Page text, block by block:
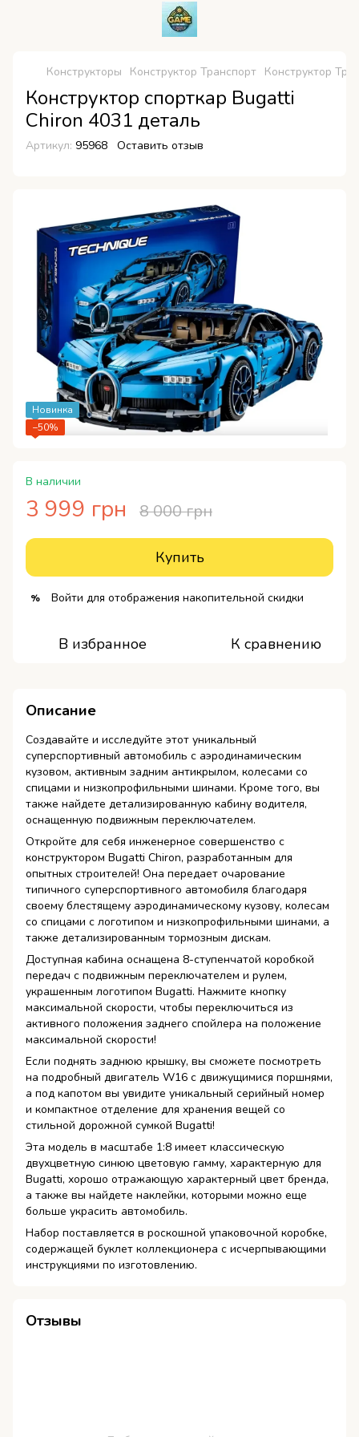
Конструкторы Конструктор Транспорт Конструктор
Конструктор спорткар Bugatti
Chiron 4031 деталь
Артикул: 95968 Оставить отзыв
Новинка
−50%
В наличии
3 999 грн 8 000 грн
Купить
% Войти для отображения накопительной скидки
В избранное К сравнению
Описание
Создавайте и исследуйте этот уникальный
суперспортивный автомобиль с аэродинамическим
кузовом, активным задним антикрылом, колесами со
спицами и низкопрофильными шинами. Кроме того, вы
также найдете детализированную кабину водителя,
оснащенную подвижным переключателем.
Откройте для себя инженерное совершенство с
конструктором Bugatti Chiron, разработанным для
опытных строителей! Она передает очарование
типичного суперспортивного автомобиля благодаря
своему блестящему аэродинамическому кузову, колесам
со спицами с логотипом и низкопрофильными шинами, а
также детализированным тормозным дискам.
Доступная кабина оснащена 8-ступенчатой коробкой
передач с подвижным переключателем и рулем,
украшенным логотипом Bugatti. Нажмите кнопку
максимальной скорости, чтобы переключиться из
активного положения заднего спойлера на положение
максимальной скорости!
Если поднять заднюю крышку, вы сможете посмотреть
на подробный двигатель W16 с движущимися поршнями,
а под капотом вы увидите уникальный серийный номер
и компактное отделение для хранения вещей со
стильной дорожной сумкой Bugatti!
Эта модель в масштабе 1:8 имеет классическую
двухцветную синюю цветовую гамму, характерную для
Bugatti, хорошо отражающую характерный цвет бренда,
а также вы найдете наклейки, которыми можно еще
больше украсить автомобиль.
Набор поставляется в роскошной упаковочной коробке,
содержащей буклет коллекционера с исчерпывающими
инструкциями по изготовлению.
Отзывы